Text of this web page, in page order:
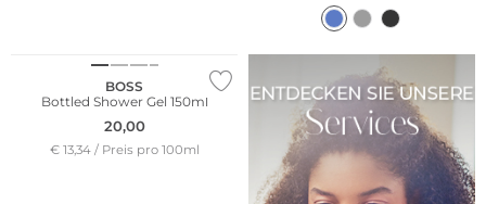
BOSS
Bottled Shower Gel 150ml
20,00
€ 13,34 / Preis pro 100ml